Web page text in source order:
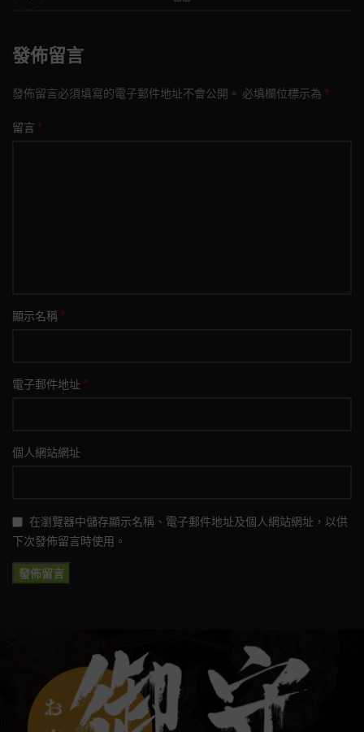
發佈留言
發佈留言必須填寫的電子郵件地址不會公開。 必填欄位標示為 *
留言 *
顯示名稱 *
電子郵件地址 *
個人網站網址
在瀏覽器中儲存顯示名稱、電子郵件地址及個人網站網址，以供
下次發佈留言時使用。